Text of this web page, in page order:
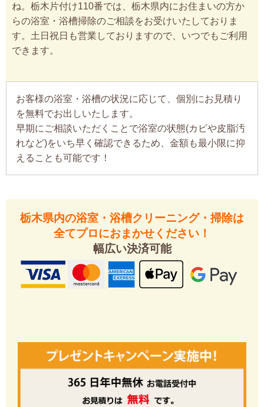
ね。栃木片付け110番では、栃木県内にお住まいの方か
らの浴室・浴槽掃除のご相談をお受けいたしておりま
す。土日祝日も営業しておりますので、いつでもご利用
できます。
お客様の浴室・浴槽の状況に応じて、個別にお見積り
を無料でお出しいたします。
早期にご相談いただくことで浴室の状態(カビや皮脂汚
れなど)をいち早く確認できるため、金額も最小限に抑
えることも可能です！
栃木県内の浴室・浴槽クリーニング・掃除は
全てプロにおまかせください！
幅広い決済可能